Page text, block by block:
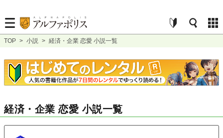
TOP > 小説 > 経済・企業 恋愛 小説一覧
経済・企業 恋愛 小説一覧